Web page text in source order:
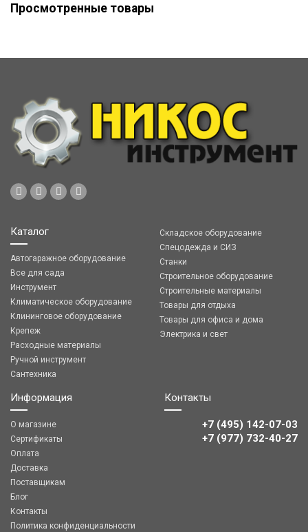
Просмотренные товары
Каталог
Автогаражное оборудование
Все для сада
Инструмент
Климатическое оборудование
Клининговое оборудование
Крепеж
Расходные материалы
Ручной инструмент
Сантехника
Складское оборудование
Спецодежда и СИЗ
Станки
Строительное оборудование
Строительные материалы
Товары для отдыха
Товары для офиса и дома
Электрика и свет
Информация
О магазине
Сертификаты
Оплата
Доставка
Поставщикам
Блог
Контакты
Политика конфиденциальности
Контакты
+7 (495) 142-07-03
‎‎+7 (977) 732-40-27